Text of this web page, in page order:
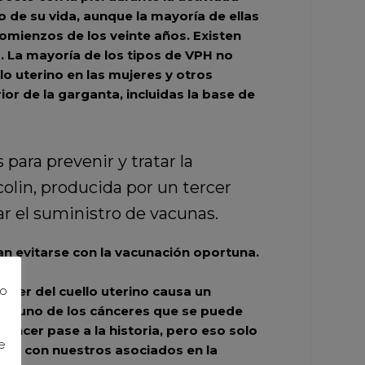
su vida, aunque la mayoría de ellas
de los veinte años. Existen
mayoría de los tipos de VPH no
uterino en las mujeres y otros
de la garganta, incluidas la base de
para prevenir y tratar la
producida por un tercer
el suministro de vacunas.
evitarse con la vacunación oportuna.
del cuello uterino causa un
uno de los cánceres que se puede
pase a la historia, pero eso solo
con nuestros asociados en la